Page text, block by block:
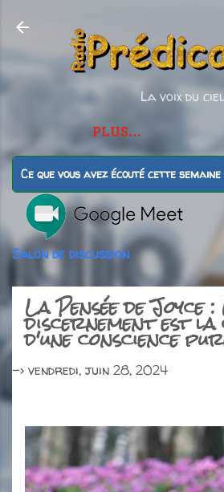
La voix du
PLUS…
Ce que vous avez écouté cette semaine
Salon de discussion
La Pensée de Joyce :
discernement est
d'une conscience
-> vendredi, juin 28, 2024